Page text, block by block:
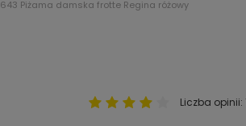
643 Piżama damska frotte Regina różowy
Liczba opinii: